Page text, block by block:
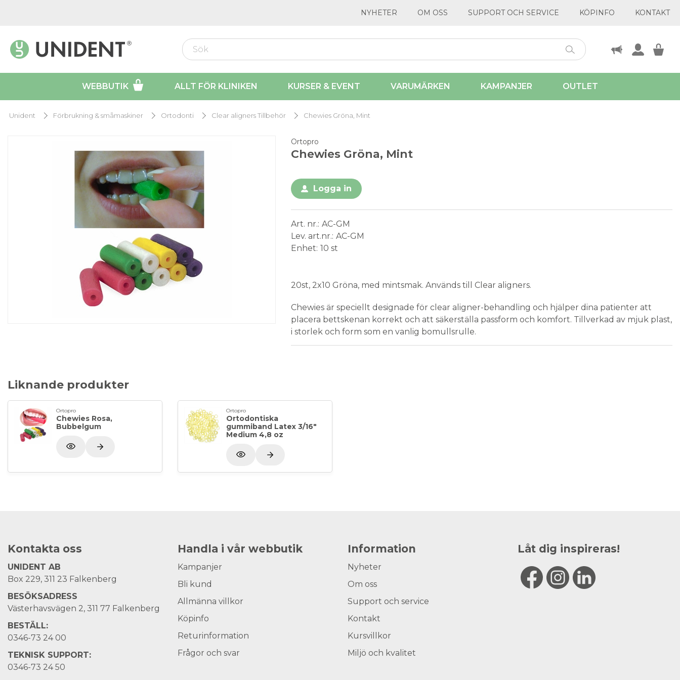
NYHETER OM OSS SUPPORT OCH SERVICE KÖPINFO KONTAKT
WEBBUTIK ALLT FÖR KLINIKEN KURSER & EVENT VARUMÄRKEN KAMPANJER OUTLET
Unident Förbrukning & småmaskiner Ortodonti Clear aligners Tillbehör Chewies Gröna, Mint
Ortopro
Chewies Gröna, Mint
Logga in
Art. nr. AC-GM
Lev. art.nr. AC-GM
Enhet 10 st
20st, 2x10 Gröna, med mintsmak. Används till Clear aligners.
Chewies är speciellt designade för clear aligner-behandling och hjälper dina patienter att
placera bettskenan korrekt och att säkerställa passform och komfort. Tillverkad av mjuk plast,
i storlek och form som en vanlig bomullsrulle.
Liknande produkter
Ortopro
Chewies Rosa,
Bubbelgum
Ortopro
Ortodontiska
gummiband Latex 3/16"
Medium 4,8 oz
Kontakta oss
UNIDENT AB
Box 229, 311 23 Falkenberg
BESÖKSADRESS
Västerhavsvägen 2, 311 77 Falkenberg
BESTÄLL:
0346-73 24 00
TEKNISK SUPPORT:
0346-73 24 50
Handla i vår webbutik
Kampanjer
Bli kund
Allmänna villkor
Köpinfo
Returinformation
Frågor och svar
Information
Nyheter
Om oss
Support och service
Kontakt
Kursvillkor
Miljö och kvalitet
Låt dig inspireras!